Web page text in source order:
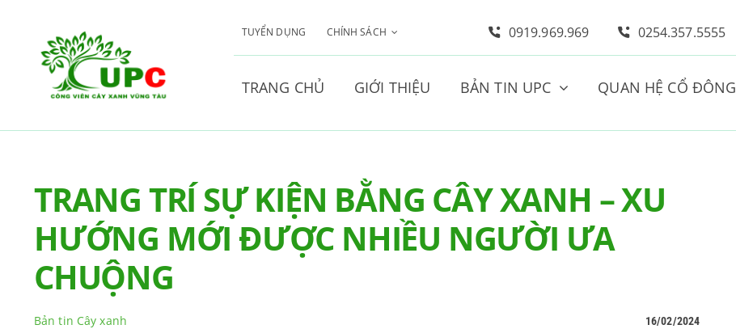
content
TUYỂN DỤNG CHÍNH SÁCH 0919.969.969 0254.357.5555
TRANG CHỦ GIỚI THIỆU BẢN TIN UPC QUAN HỆ CỔ ĐÔNG
TRANG TRÍ SỰ KIỆN BẰNG CÂY XANH – XU
HƯỚNG MỚI ĐƯỢC NHIỀU NGƯỜI ƯA
CHUỘNG
Bản tin Cây xanh 16/02/2024